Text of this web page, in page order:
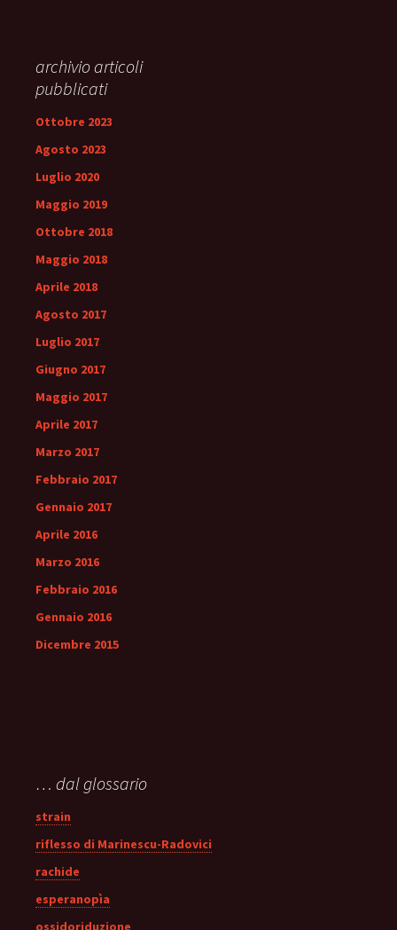
archivio articoli
pubblicati
Ottobre 2023
Agosto 2023
Luglio 2020
Maggio 2019
Ottobre 2018
Maggio 2018
Aprile 2018
Agosto 2017
Luglio 2017
Giugno 2017
Maggio 2017
Aprile 2017
Marzo 2017
Febbraio 2017
Gennaio 2017
Aprile 2016
Marzo 2016
Febbraio 2016
Gennaio 2016
Dicembre 2015
… dal glossario
strain
riflesso di Marinescu-Radovici
rachide
esperanopìa
ossidoriduzione